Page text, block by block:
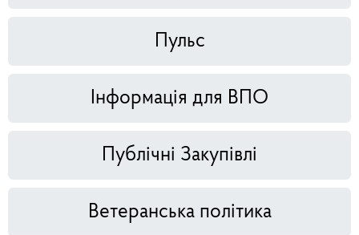
Пульс
Інформація для ВПО
Публічні Закупівлі
Ветеранська політика